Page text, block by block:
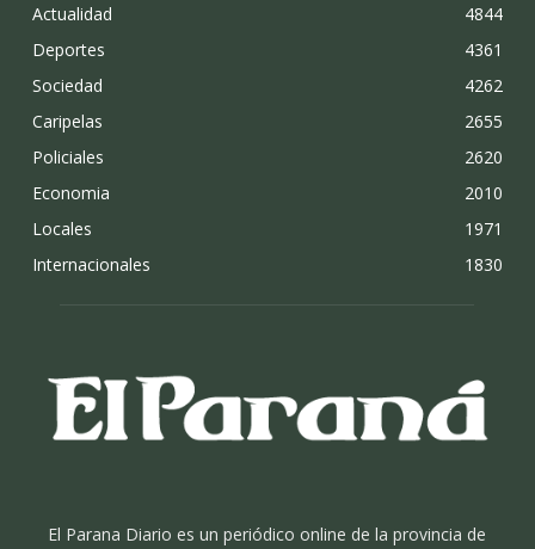
Actualidad
4844
Deportes
4361
Sociedad
4262
Caripelas
2655
Policiales
2620
Economia
2010
Locales
1971
Internacionales
1830
El Parana Diario es un periódico online de la provincia de